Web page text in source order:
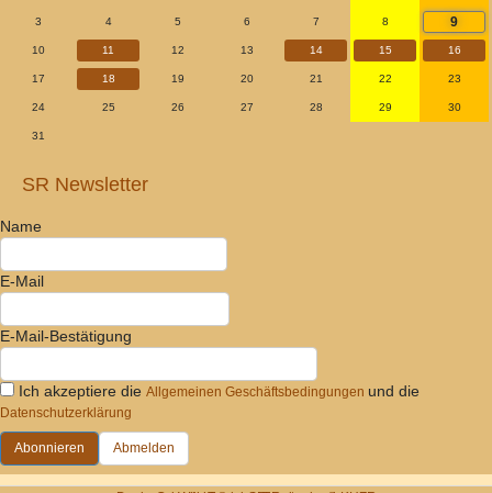
3 4 5 6 7 8 9
10 11 12 13 14 15 16
17 18 19 20 21 22 23
24 25 26 27 28 29 30
31
SR Newsletter
Name
E-Mail
E-Mail-Bestätigung
Ich akzeptiere die Allgemeinen Geschäftsbedingungen und die
Datenschutzerklärung
Abonnieren Abmelden